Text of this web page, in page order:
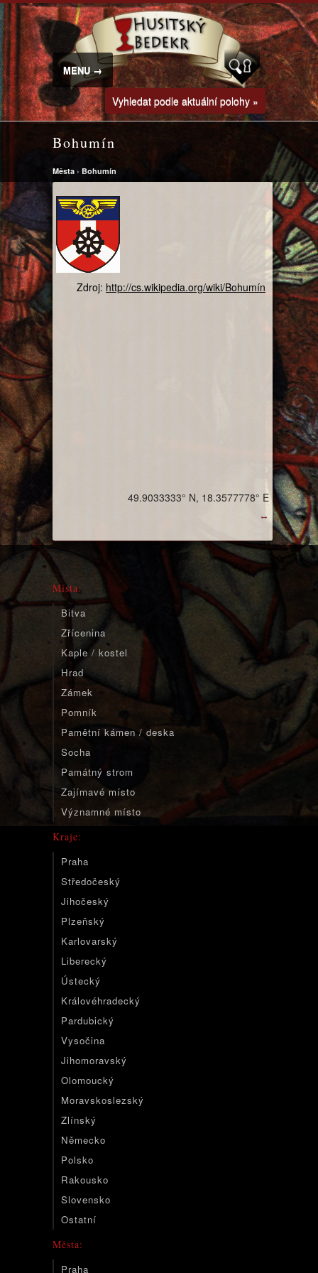
MENU →
Vyhledat podle aktuální polohy »
Bohumín
Města › Bohumín
Zdroj: http://cs.wikipedia.org/wiki/Bohumín
↔
49.9033333° N, 18.3577778° E
Místa:
Bitva
Zřícenina
Kaple / kostel
Hrad
Zámek
Pomník
Pamětní kámen / deska
Socha
Památný strom
Zajímavé místo
Významné místo
Kraje:
Praha
Středočeský
Jihočeský
Plzeňský
Karlovarský
Liberecký
Ústecký
Královéhradecký
Pardubický
Vysočina
Jihomoravský
Olomoucký
Moravskoslezský
Zlínský
Německo
Polsko
Rakousko
Slovensko
Ostatní
Města:
Praha